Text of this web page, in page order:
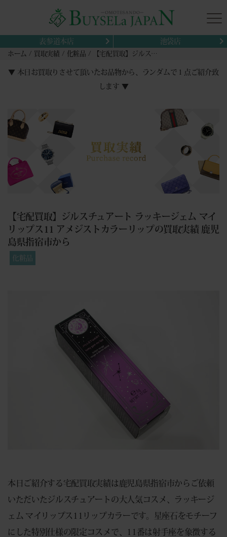
表参道本店 池袋店
ホーム 買取実績 化粧品 【宅配買取】ジルスチュアート ラッキージェム マイリップス11 アメジストカラーリップの買取実績 鹿児島県指宿市から
▼ 本日お買取りさせて頂いたお品物から、ランダムで１点ご紹介致
します ▼
【宅配買取】ジルスチュアート ラッキージェム マイ
リップス11 アメジストカラーリップの買取実績 鹿児
島県指宿市から
化粧品
本日ご紹介する宅配買取実績は鹿児島県指宿市からご依頼
いただいたジルスチュアートの大人気コスメ、ラッキージ
ェム マイリップス11リップカラーです。星座石をモチーフ
にした特別仕様の限定コスメで、11番は射手座を象徴する